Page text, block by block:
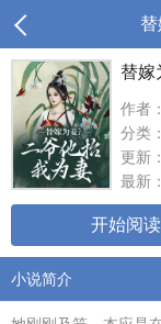
替嫁
作者
分类
更新
最新：
开始阅读
小说简介